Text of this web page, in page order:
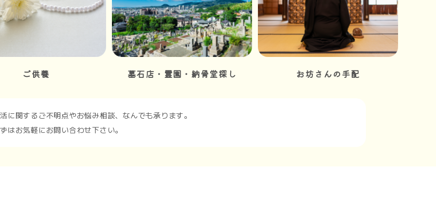
ご供養 墓石店・霊園・納骨堂探し お坊さんの手配
に関するご不明点やお悩み相談、なんでも承ります。
はお気軽にお問い合わせ下さい。